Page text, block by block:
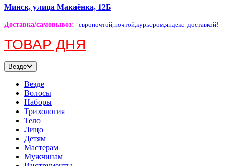
Минск, улица Макаёнка, 12Б
Доставка/самовывоз: европочтой,почтой,курьером,яндекс доставкой!
ТОВАР ДНЯ
Везде
Везде
Волосы
Наборы
Трихология
Тело
Лицо
Детям
Мастерам
Мужчинам